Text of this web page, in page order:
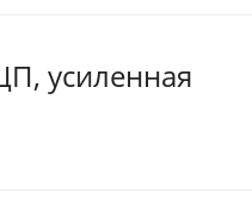
усиленная